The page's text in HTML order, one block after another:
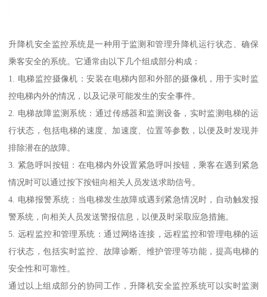
升降机安全监控系统是一种用于监测和管理升降机运行状态、确保
乘客安全的系统。它通常由以下几个组成部分构成：
1. 电梯监控摄像机：安装在电梯内部和外部的摄像机，用于实时监
控电梯内外的情况，以及记录可能发生的安全事件。
2. 电梯故障监测系统：通过传感器和监测设备，实时监测电梯的运
行状态，包括电梯的速度、加速度、位置等参数，以便及时发现并
排除潜在的故障。
3. 紧急呼叫按钮：在电梯内外设置紧急呼叫按钮，乘客在遇到紧急
情况时可以通过按下按钮向相关人员发送求助信号。
4. 电梯报警系统：当电梯发生故障或遇到紧急情况时，自动触发报
警系统，向相关人员发送警报信息，以便及时采取应急措施。
5. 远程监控和管理系统：通过网络连接，远程监控和管理电梯的运
行状态，包括实时监控、故障诊断、维护管理等功能，提高电梯的
安全性和可靠性。
通过以上组成部分的协同工作，升降机安全监控系统可以实时监测